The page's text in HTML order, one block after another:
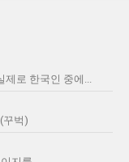
제로 한국인 중에...
꾸벅)